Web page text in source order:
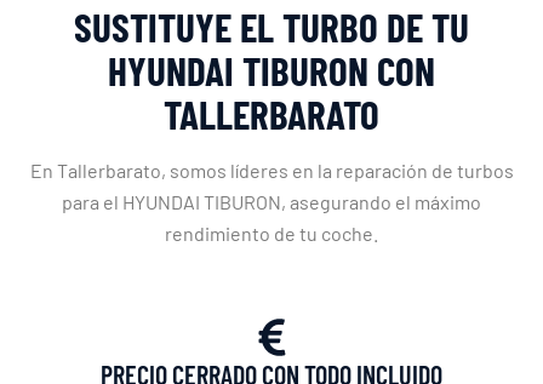
SUSTITUYE EL TURBO DE TU
HYUNDAI TIBURON CON
TALLERBARATO
En Tallerbarato, somos líderes en la reparación de turbos
para el HYUNDAI TIBURON, asegurando el máximo
rendimiento de tu coche.
PRECIO CERRADO CON TODO INCLUIDO